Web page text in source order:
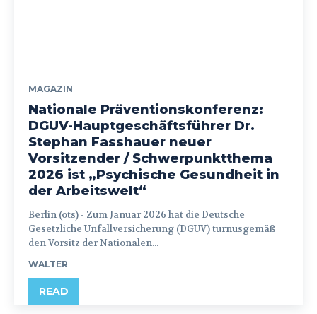
MAGAZIN
Nationale Präventionskonferenz:
DGUV-Hauptgeschäftsführer Dr.
Stephan Fasshauer neuer
Vorsitzender / Schwerpunktthema
2026 ist „Psychische Gesundheit in
der Arbeitswelt“
Berlin (ots) - Zum Januar 2026 hat die Deutsche
Gesetzliche Unfallversicherung (DGUV) turnusgemäß
den Vorsitz der Nationalen...
WALTER
READ